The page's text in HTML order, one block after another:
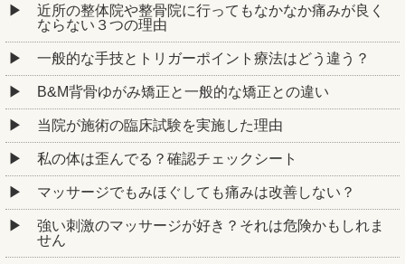
近所の整体院や整骨院に行ってもなかなか痛みが良く
ならない３つの理由
一般的な手技とトリガーポイント療法はどう違う？
B&M背骨ゆがみ矯正と一般的な矯正との違い
当院が施術の臨床試験を実施した理由
私の体は歪んでる？確認チェックシート
マッサージでもみほぐしても痛みは改善しない？
強い刺激のマッサージが好き？それは危険かもしれま
せん